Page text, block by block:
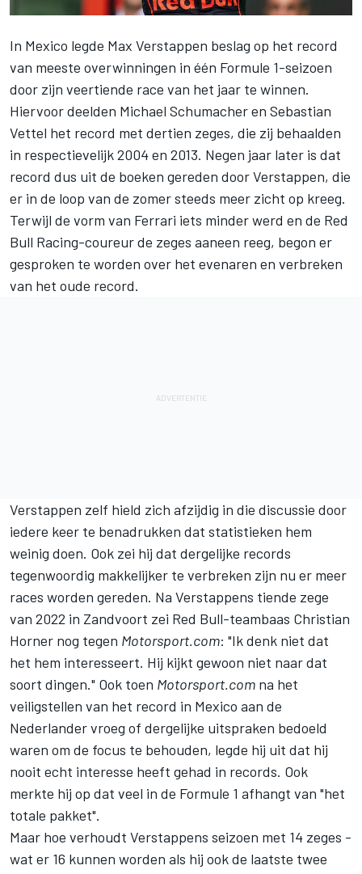
In Mexico legde Max Verstappen beslag op het record
van meeste overwinningen in één Formule 1-seizoen
door zijn veertiende race van het jaar te winnen.
Hiervoor deelden Michael Schumacheren Sebastian
Vettel het record met dertien zeges, die zij behaalden
in respectievelijk 2004 en 2013. Negen jaar later is dat
record dus uit de boeken gereden door Verstappen, die
er in de loop van de zomer steeds meer zicht op kreeg.
Terwijl de vorm van Ferrari iets minder werd en de Red
Bull Racing-coureur de zeges aaneen reeg, begon er
gesproken te worden over het evenaren en verbreken
van het oude record.
Verstappen zelf hield zich afzijdig in die discussie door
iedere keer te benadrukken dat statistieken hem
weinig doen. Ook zei hij dat dergelijke records
tegenwoordig makkelijker te verbreken zijn nu er meer
races worden gereden. Na Verstappens tiende zege
van 2022 in Zandvoort zei Red Bull-teambaas Christian
Horner nog tegen Motorsport.com: "Ik denk niet dat
het hem interesseert. Hij kijkt gewoon niet naar dat
soort dingen." Ook toen Motorsport.com na het
veiligstellen van het record in Mexico aan de
Nederlander vroeg of dergelijke uitspraken bedoeld
waren om de focus te behouden, legde hij uit dat hij
nooit echt interesse heeft gehad in records. Ook
merkte hij op dat veel in de Formule 1 afhangt van "het
totale pakket".
Maar hoe verhoudt Verstappens seizoen met 14 zeges -
wat er 16 kunnen worden als hij ook de laatste twee